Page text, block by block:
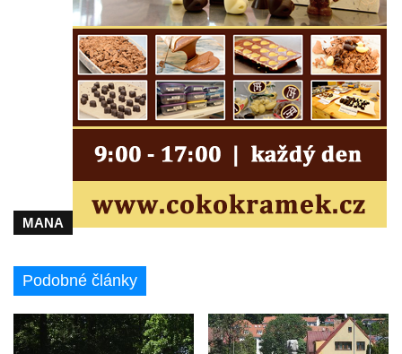
MANA
Podobné články